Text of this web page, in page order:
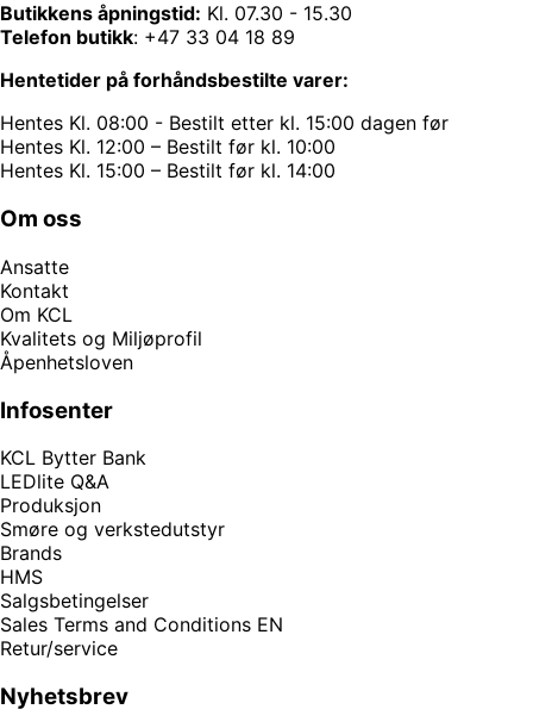
Butikkens åpningstid: Kl. 07.30 - 15.30
Telefon butikk: +47 33 04 18 89
Hentetider på forhåndsbestilte varer:
Hentes Kl. 08:00 - Bestilt etter kl. 15:00 dagen før
Hentes Kl. 12:00 – Bestilt før kl. 10:00
Hentes Kl. 15:00 – Bestilt før kl. 14:00
Om oss
Ansatte
Kontakt
Om KCL
Kvalitets og Miljøprofil
Åpenhetsloven
Infosenter
KCL Bytter Bank
LEDlite Q&A
Produksjon
Smøre og verkstedutstyr
Brands
HMS
Salgsbetingelser
Sales Terms and Conditions EN
Retur/service
Nyhetsbrev